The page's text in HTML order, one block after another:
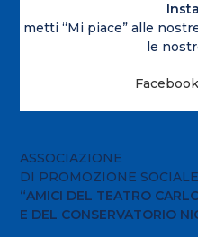
metti “Mi piace” alle
le
Facebook
ASSOCIAZIONE
DI PROMOZIONE SOCIALE
“AMICI DEL TEATRO
E DEL CONSERVATORIO